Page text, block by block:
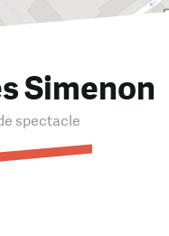
Simenon
spectacle